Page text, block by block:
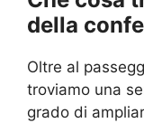
della
Oltre al
troviamo una
grado di